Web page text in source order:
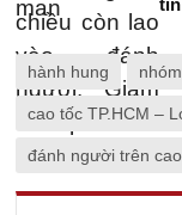
tin
hành hung
cao tốc TP.HCM –
đánh người trên